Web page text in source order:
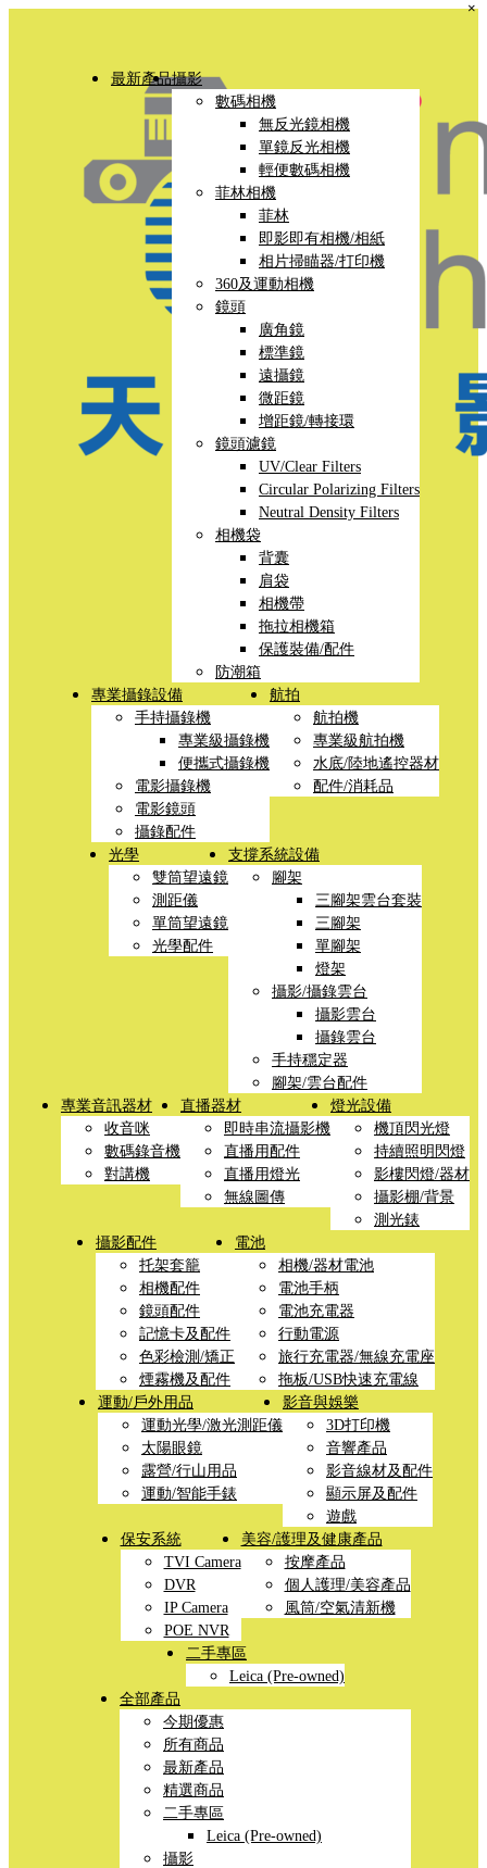
最新產品攝影
數碼相機
無反光鏡相機
單鏡反光相機
輕便數碼相機
菲林相機
菲林
即影即有相機/相紙
相片掃瞄器/打印機
360及運動相機
鏡頭
廣角鏡
標準鏡
遠攝鏡
微距鏡
增距鏡/轉接環
鏡頭濾鏡
UV/Clear Filters
Circular Polarizing Filters
Neutral Density Filters
相機袋
背囊
肩袋
相機帶
拖拉相機箱
保護裝備/配件
防潮箱
專業攝錄設備
手持攝錄機
專業級攝錄機
便攜式攝錄機
電影攝錄機
電影鏡頭
攝錄配件
航拍
航拍機
專業級航拍機
水底/陸地遙控器材
配件/消耗品
光學
雙筒望遠鏡
測距儀
單筒望遠鏡
光學配件
支撐系統設備
腳架
三腳架雲台套裝
三腳架
單腳架
燈架
攝影/攝錄雲台
攝影雲台
攝錄雲台
手持穩定器
腳架/雲台配件
專業音訊器材
收音咪
數碼錄音機
對講機
直播器材
即時串流攝影機
直播用配件
直播用燈光
無線圖傳
燈光設備
機頂閃光燈
持續照明閃燈
影樓閃燈/器材
攝影棚/背景
測光錶
攝影配件
托架套籠
相機配件
鏡頭配件
記憶卡及配件
色彩檢測/矯正
煙霧機及配件
電池
相機/器材電池
電池手柄
電池充電器
行動電源
旅行充電器/無線充電座
拖板/USB快速充電線
運動/戶外用品
運動光學/激光測距儀
太陽眼鏡
露營/行山用品
運動/智能手錶
影音與娛樂
3D打印機
音響產品
影音線材及配件
顯示屏及配件
遊戲
保安系統
TVI Camera
DVR
IP Camera
POE NVR
美容/護理及健康產品
按摩產品
個人護理/美容產品
風筒/空氣清新機
二手專區
Leica (Pre-owned)
全部產品
今期優惠
所有商品
最新產品
精選商品
二手專區
Leica (Pre-owned)
攝影
×